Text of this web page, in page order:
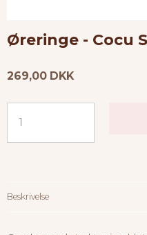
Øreringe - Cocu
269,00 DKK
Beskrivelse